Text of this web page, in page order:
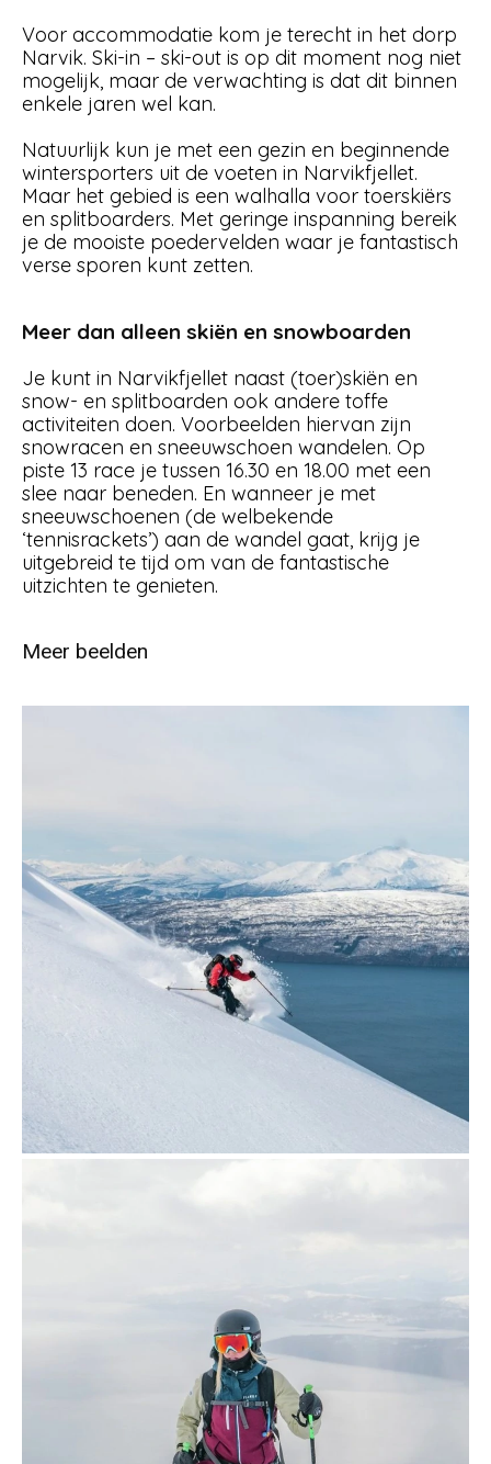
Voor accommodatie kom je terecht in het dorp
Narvik. Ski-in – ski-out is op dit moment nog niet
mogelijk, maar de verwachting is dat dit binnen
enkele jaren wel kan.
Natuurlijk kun je met een gezin en beginnende
wintersporters uit de voeten in Narvikfjellet.
Maar het gebied is een walhalla voor toerskiërs
en splitboarders. Met geringe inspanning bereik
je de mooiste poedervelden waar je fantastisch
verse sporen kunt zetten.
Je kunt in Narvikfjellet naast (toer)skiën en
snow- en splitboarden ook andere toffe
activiteiten doen. Voorbeelden hiervan zijn
snowracen en sneeuwschoen wandelen. Op
piste 13 race je tussen 16.30 en 18.00 met een
slee naar beneden. En wanneer je met
sneeuwschoenen (de welbekende
‘tennisrackets’) aan de wandel gaat, krijg je
uitgebreid te tijd om van de fantastische
uitzichten te genieten.
5 november 2019
Topptur-pa-ski-pa-Narvikfjellet-
122018-99-0070_1500-
Foto_Sophie_Stevens
5 november 2019
Topptur-pa-ski-pa-Narvikfjellet-
122018-99-0023_1500-
Foto_Pete_Oswald